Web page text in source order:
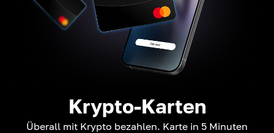
Krypto-Karten
Überall mit Krypto bezahlen. Karte in 5 Minuten